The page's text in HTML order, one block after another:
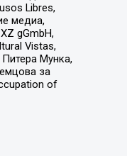
Libres,
медиа,
gGmbH,
Vistas,
Мунка,
за
of